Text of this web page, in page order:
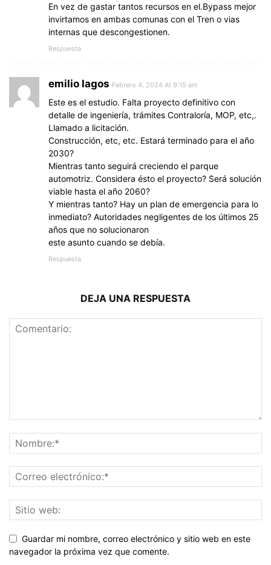
En vez de gastar tantos recursos en el.Bypass mejor
invirtamos en ambas comunas con el Tren o vias
internas que descongestionen.
Respuesta
emilio lagos Febrero 4, 2024 At 9:15 am
Este es el estudio. Falta proyecto definitivo con
detalle de ingeniería, trámites Contraloría, MOP, etc,.
Llamado a licitación.
Construcción, etc, etc. Estará terminado para el año
2030?
Mientras tanto seguirá creciendo el parque
automotriz. Considera ésto el proyecto? Será solución
viable hasta el año 2060?
Y mientras tanto? Hay un plan de emergencia para lo
inmediato? Autoridades negligentes de los últimos 25
años que no solucionaron
este asunto cuando se debía.
Respuesta
DEJA UNA RESPUESTA
Guardar mi nombre, correo electrónico y sitio web en este
navegador la próxima vez que comente.